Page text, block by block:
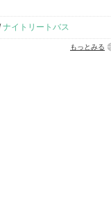
ナイトリートバス
もっとみる